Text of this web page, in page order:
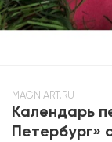
MAGNIART.RU
Календарь
Петербург»